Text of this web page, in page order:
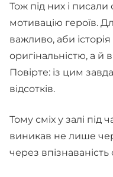
Тож під них і
мотивацію героїв.
важливо, аби
оригінальністю, а й
Повірте: із цим
відсотків.
Тому сміх у залі під
виникав не лише
через впізнаваність